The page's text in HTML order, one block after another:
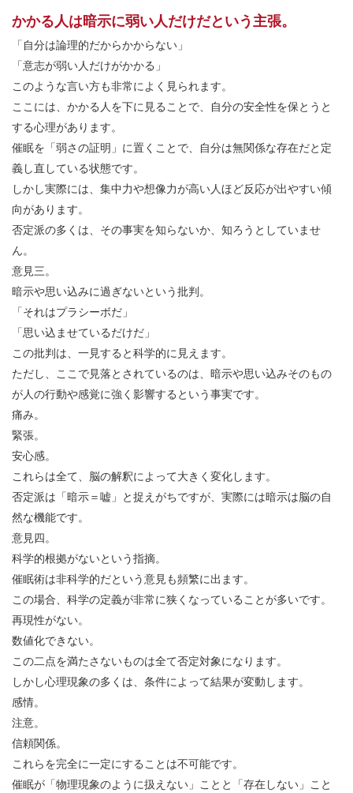
かかる人は暗示に弱い人だけだという主張。
「自分は論理的だからかからない」
「意志が弱い人だけがかかる」
このような言い方も非常によく見られます。
ここには、かかる人を下に見ることで、自分の安全性を保とうと
する心理があります。
催眠を「弱さの証明」に置くことで、自分は無関係な存在だと定
義し直している状態です。
しかし実際には、集中力や想像力が高い人ほど反応が出やすい傾
向があります。
否定派の多くは、その事実を知らないか、知ろうとしていませ
ん。
意見三。
暗示や思い込みに過ぎないという批判。
「それはプラシーボだ」
「思い込ませているだけだ」
この批判は、一見すると科学的に見えます。
ただし、ここで見落とされているのは、暗示や思い込みそのもの
が人の行動や感覚に強く影響するという事実です。
痛み。
緊張。
安心感。
これらは全て、脳の解釈によって大きく変化します。
否定派は「暗示＝嘘」と捉えがちですが、実際には暗示は脳の自
然な機能です。
意見四。
科学的根拠がないという指摘。
催眠術は非科学的だという意見も頻繁に出ます。
この場合、科学の定義が非常に狭くなっていることが多いです。
再現性がない。
数値化できない。
この二点を満たさないものは全て否定対象になります。
しかし心理現象の多くは、条件によって結果が変動します。
感情。
注意。
信頼関係。
これらを完全に一定にすることは不可能です。
催眠が「物理現象のように扱えない」ことと「存在しない」こと